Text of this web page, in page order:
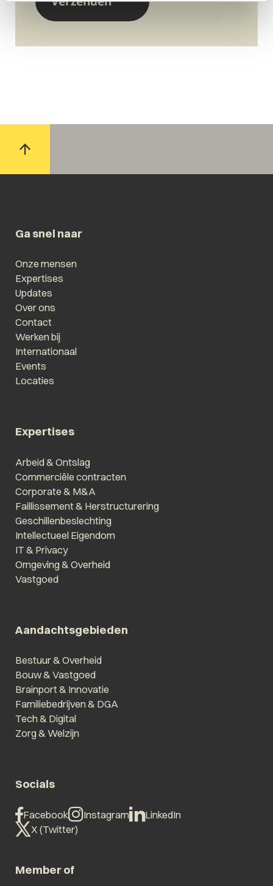
Ga snel naar
Onze mensen
Expertises
Updates
Over ons
Contact
Werken bij
Internationaal
Events
Locaties
Expertises
Arbeid & Ontslag
Commerciële contracten
Corporate & M&A
Faillissement & Herstructurering
Geschillenbeslechting
Intellectueel Eigendom
IT & Privacy
Omgeving & Overheid
Vastgoed
Aandachtsgebieden
Bestuur & Overheid
Bouw & Vastgoed
Brainport & Innovatie
Familiebedrijven & DGA
Tech & Digital
Zorg & Welzijn
Socials
Facebook Instagram
LinkedIn
X (Twitter)
Member of